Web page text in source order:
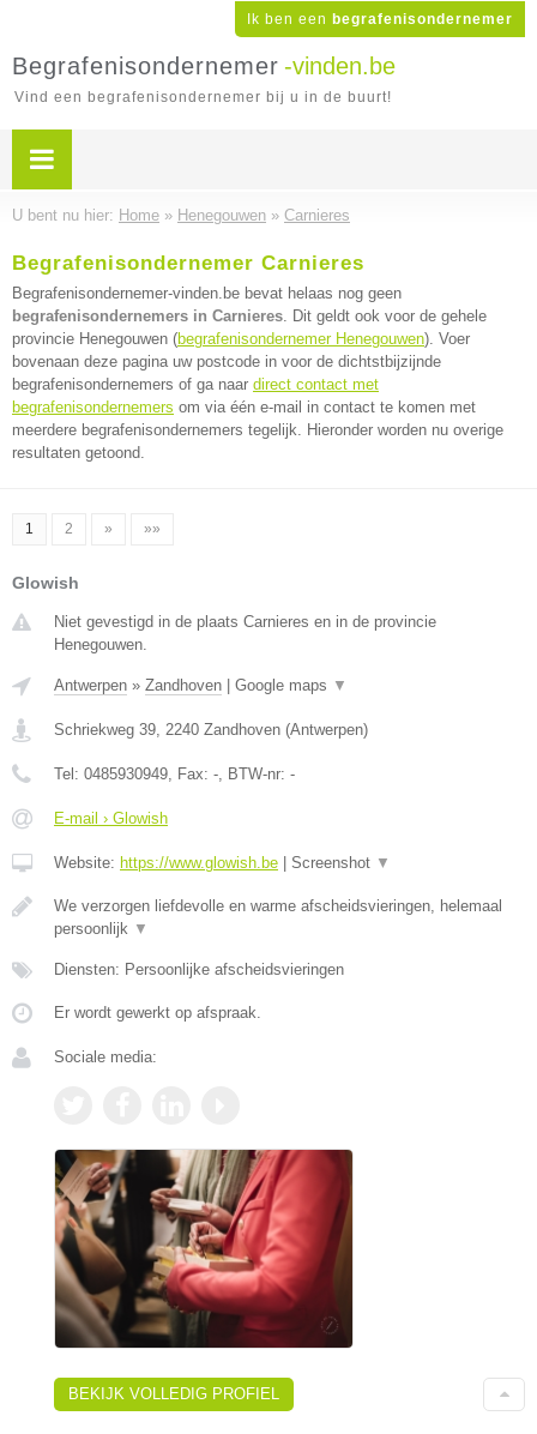
Ik ben een begrafenisondernemer
Begrafenisondernemer -vinden.be
Vind een begrafenisondernemer bij u in de buurt!
U bent nu hier: Home » Henegouwen » Carnieres
Begrafenisondernemer Carnieres
Begrafenisondernemer-vinden.be bevat helaas nog geen
begrafenisondernemers in Carnieres. Dit geldt ook voor de gehele
provincie Henegouwen (begrafenisondernemer Henegouwen). Voer
bovenaan deze pagina uw postcode in voor de dichtstbijzijnde
begrafenisondernemers of ga naar direct contact met
begrafenisondernemers om via één e-mail in contact te komen met
meerdere begrafenisondernemers tegelijk. Hieronder worden nu overige
resultaten getoond.
1 2 » »»
Glowish
Niet gevestigd in de plaats Carnieres en in de provincie
Henegouwen.
Antwerpen » Zandhoven Google maps ▼
Schriekweg 39, 2240 Zandhoven (Antwerpen)
Tel: 0485930949, Fax: -, BTW-nr: -
E-mail › Glowish
Website: https://www.glowish.be Screenshot ▼
We verzorgen liefdevolle en warme afscheidsvieringen, helemaal
persoonlijk ▼
Diensten: Persoonlijke afscheidsvieringen
Er wordt gewerkt op afspraak.
Sociale media:
BEKIJK VOLLEDIG PROFIEL